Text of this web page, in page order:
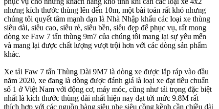
nhưng kích thước thùng lên đến 10m, một bài toán rất khó nhưng
chúng tôi quyết tâm mạnh dạn là Nhà Nhập khẩu các loại xe thùng
siêu dài, siêu cao, siêu rẻ, siêu bền, siêu đẹp để phục vụ, rất mong
dòng xe Faw 7 tấn thùng 9m7 của chúng tôi mang lại sự yêu mến
và mang lại được chất lượng vượt trội hơn với các dòng sản phẩm
khác.
Xe tải Faw 7 tấn Thùng Dài 9M7 là dòng xe được lắp ráp vào đầu
năm 2020, xe đang là dòng được đánh giá là loại xe đạt tiêu chuẩn
số 1 ở Việt Nam với động cơ, máy móc, cũng như tải trọng đặc biệt
nhất là kích thước thùng dài nhất hiện nay đạt tới mức 9.8M rất
thích hợp với các nguồn hàng siêu nhẹ siêu cồng kềnh cần chiều dài